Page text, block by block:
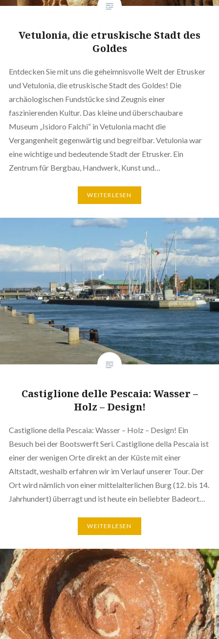
Vetulonia, die etruskische Stadt des
Goldes
Entdecken Sie mit uns die geheimnisvolle Welt der Etrusker
und Vetulonia, die etruskische Stadt des Goldes! Die
archäologischen Fundstücke sind Zeugnis einer
faszinierenden Kultur. Das kleine und überschaubare
Museum „Isidoro Falchi“ in Vetulonia macht die
Vergangenheit gegenwärtig und begreifbar. Vetulonia war
eine wichtige und bedeutende Stadt der Etrusker. Ein
Zentrum für Bergbau, Handwerk, Kunst und…
WEITERLESEN
Castiglione delle Pescaia: Wasser –
Holz – Design!
Castiglione della Pescaia: Wasser – Holz – Design! Ein
Besuch bei der Bootswerft Seri. Castiglione della Pescaia ist
einer der wenigen Orte direkt an der Küste mit einer
Altstadt, weshalb erfahren wir im Verlauf unserer Tour. Der
Ort wird nämlich von einer mittelalterlichen Burg (12. bis 14.
Jahrhundert) überragt und ist heute ein beliebter Badeort…
WEITERLESEN